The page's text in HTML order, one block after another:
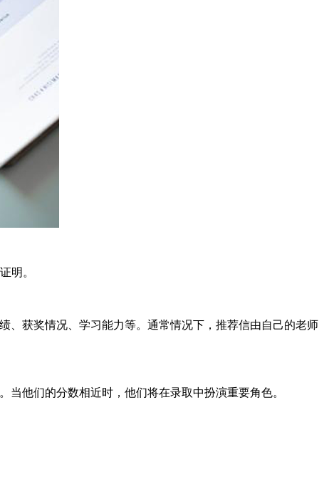
明。
、获奖情况、学习能力等。通常情况下，推荐信由自己的老师
他们的分数相近时，他们将在录取中扮演重要角色。